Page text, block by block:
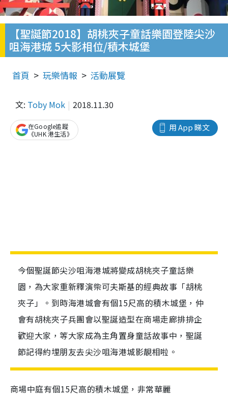
【聖誕節2018】胡桃夾子童話樂園登陸尖沙
咀海港城 5大影相位/積木城堡
首頁 玩樂情報 活動展覽
文: Toby Mok 2018.11.30
用 App 睇文
在Google追蹤
《UHK 港生活》
今個聖誕節尖沙咀海港城將變成胡桃夾子童話樂
園，為大家重新釋演柴可夫斯基的經典故事「胡桃
夾子」。到時海港城會有個15尺高的積木城堡，仲
會有胡桃夾子兵團會以聖誕造型在商場走廊排排企
歡迎大家，等大家成為主角置身童話故事中，聖誕
節記得約埋朋友去尖沙咀海港城影靚相啦。
商場中庭有個15尺高的積木城堡，非常華麗